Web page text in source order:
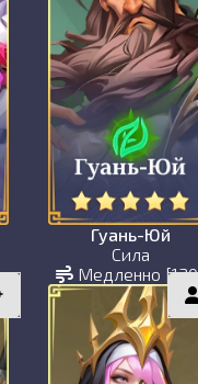
Гуань-Юй
Сила
Медленно